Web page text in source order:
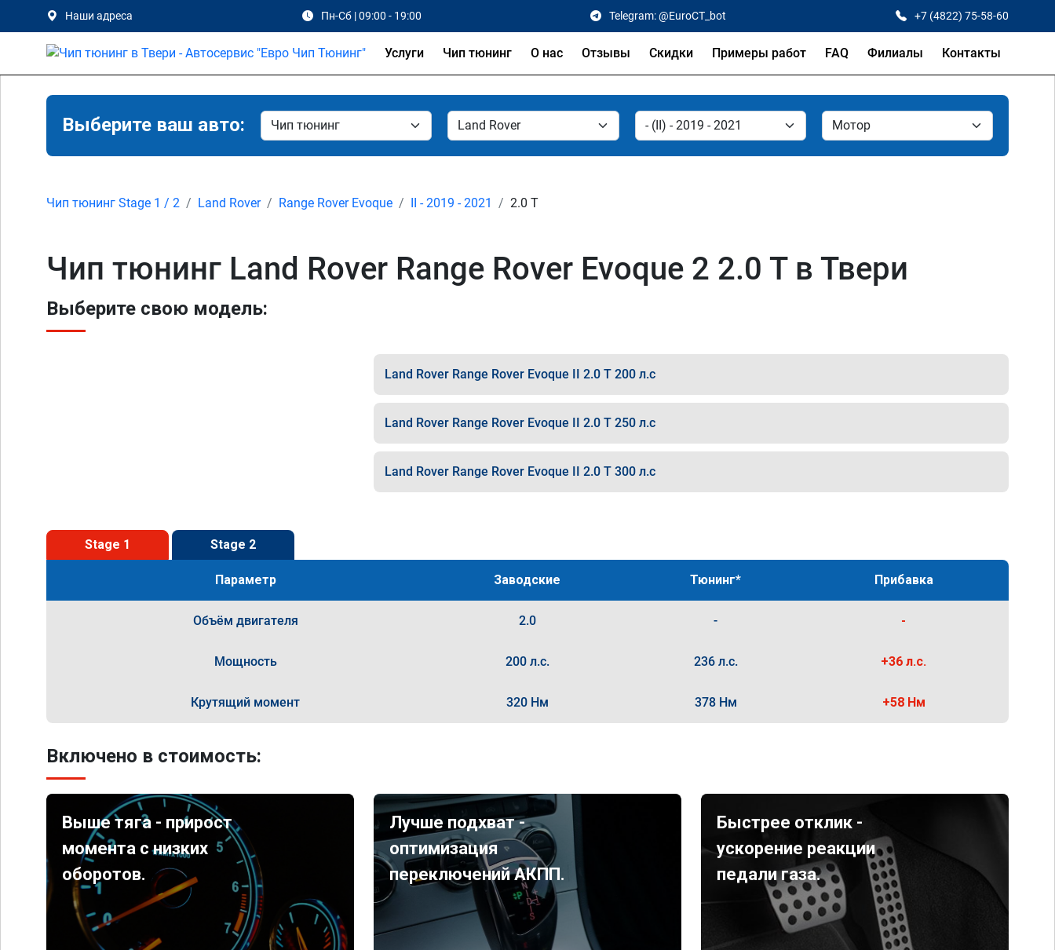
Наши адреса Пн-Сб | 09:00 - 19:00 Telegram: @EuroCT_bot +7 (4822) 75-58-60
Услуги Чип тюнинг О нас Отзывы Скидки Примеры работ FAQ Филиалы Контакты
Выберите ваш авто:
Чип тюнинг Stage 1 / 2 Land Rover Range Rover Evoque II - 2019 - 2021 2.0 T
Чип тюнинг Land Rover Range Rover Evoque 2 2.0 T в Твери
Выберите свою модель:
Land Rover Range Rover Evoque II 2.0 T 200 л.с
Land Rover Range Rover Evoque II 2.0 T 250 л.с
Land Rover Range Rover Evoque II 2.0 T 300 л.с
Stage 1 Stage 2
Параметр Заводские Тюнинг* Прибавка
Объём двигателя 2.0 - -
Мощность 200 л.с. 236 л.с. +36 л.с.
Крутящий момент 320 Нм 378 Нм +58 Нм
Включено в стоимость:
Выше тяга - прирост
момента с низких
оборотов.
Лучше подхват -
оптимизация
переключений АКПП.
Быстрее отклик -
ускорение реакции
педали газа.